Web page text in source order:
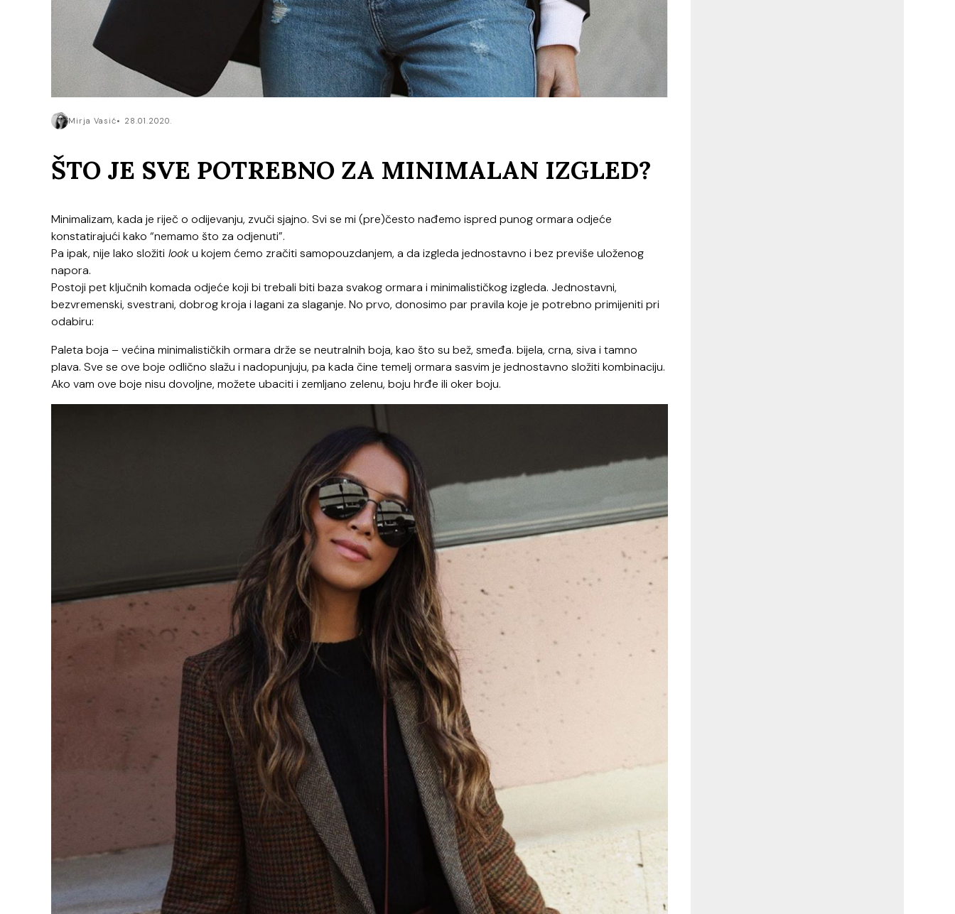
Mirja Vasić 28.01.2020.
ŠTO JE SVE POTREBNO ZA MINIMALAN IZGLED?
Minimalizam, kada je riječ o odijevanju, zvuči sjajno. Svi se mi (pre)često nađemo ispred punog ormara odjeće
konstatirajući kako “nemamo što za odjenuti”.
Pa ipak, nije lako složiti looku kojem ćemo zračiti samopouzdanjem, a da izgleda jednostavno i bez previše uloženog
napora.
Postoji pet ključnih komada odjeće koji bi trebali biti baza svakog ormara i minimalističkog izgleda. Jednostavni,
bezvremenski, svestrani, dobrog kroja i lagani za slaganje. No prvo, donosimo par pravila koje je potrebno primijeniti pri
odabiru:
Paleta boja – većina minimalističkih ormara drže se neutralnih boja, kao što su bež, smeđa. bijela, crna, siva i tamno
plava. Sve se ove boje odlično slažu i nadopunjuju, pa kada čine temelj ormara sasvim je jednostavno složiti kombinaciju.
Ako vam ove boje nisu dovoljne, možete ubaciti i zemljano zelenu, boju hrđe ili oker boju.